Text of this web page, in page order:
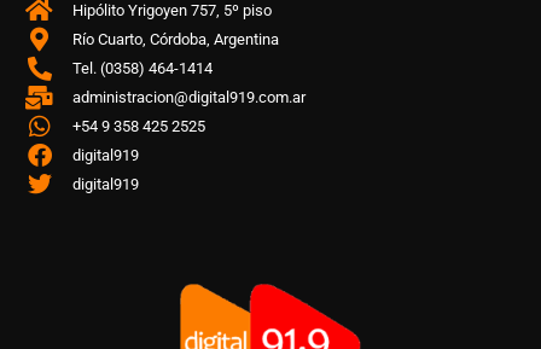
Hipólito Yrigoyen 757, 5º piso
Río Cuarto, Córdoba, Argentina
Tel. (0358) 464-1414
administracion@digital919.com.ar
+54 9 358 425 2525
digital919
digital919